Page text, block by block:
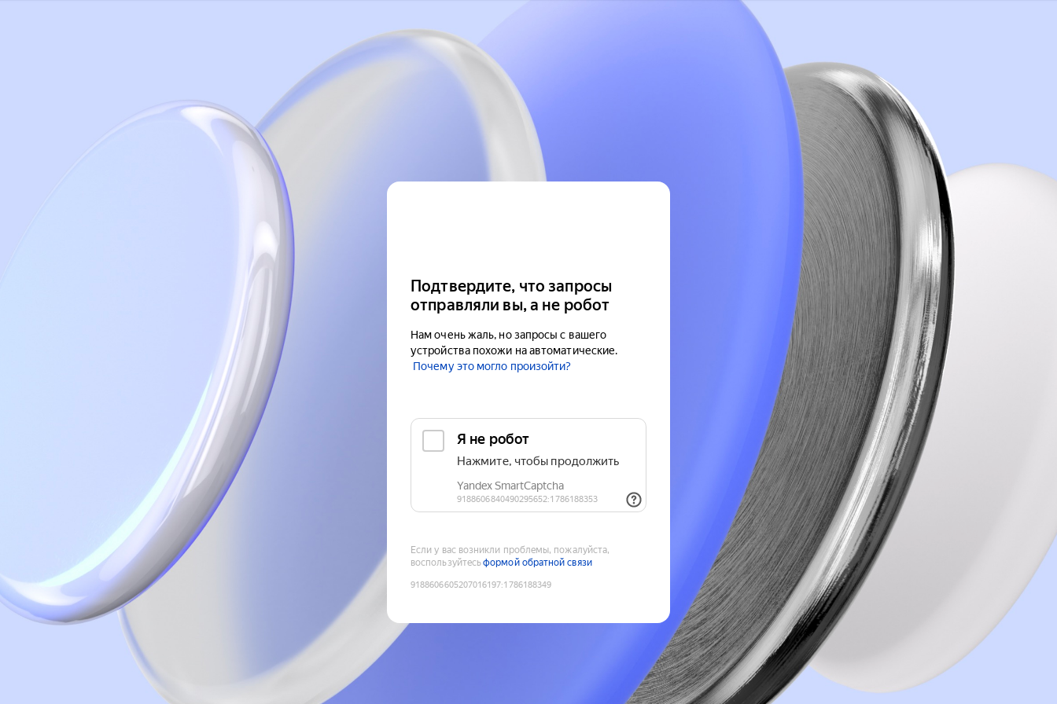
Подтвердите, что запросы
отправляли вы, а не робот
Нам очень жаль, но запросы с вашего
устройства похожи на автоматические.
Почему это могло произойти?
Если у вас возникли проблемы, пожалуйста,
воспользуйтесьформой обратной связи
9188606605207016197:1786188349